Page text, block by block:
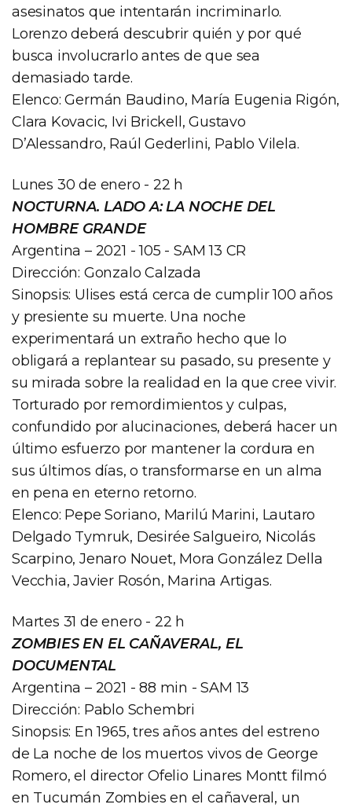
asesinatos que intentarán incriminarlo.
Lorenzo deberá descubrir quién y por qué
busca involucrarlo antes de que sea
demasiado tarde.
Elenco: Germán Baudino, María Eugenia Rigón,
Clara Kovacic, Ivi Brickell, Gustavo
D’Alessandro, Raúl Gederlini, Pablo Vilela.
Lunes 30 de enero - 22 h
NOCTURNA. LADO A: LA NOCHE DEL
HOMBRE GRANDE
Argentina – 2021 - 105 - SAM 13 CR
Dirección: Gonzalo Calzada
Sinopsis: Ulises está cerca de cumplir 100 años
y presiente su muerte. Una noche
experimentará un extraño hecho que lo
obligará a replantear su pasado, su presente y
su mirada sobre la realidad en la que cree vivir.
Torturado por remordimientos y culpas,
confundido por alucinaciones, deberá hacer un
último esfuerzo por mantener la cordura en
sus últimos días, o transformarse en un alma
en pena en eterno retorno.
Elenco: Pepe Soriano, Marilú Marini, Lautaro
Delgado Tymruk, Desirée Salgueiro, Nicolás
Scarpino, Jenaro Nouet, Mora González Della
Vecchia, Javier Rosón, Marina Artigas.
Martes 31 de enero - 22 h
ZOMBIES EN EL CAÑAVERAL, EL
DOCUMENTAL
Argentina – 2021 - 88 min - SAM 13
Dirección: Pablo Schembri
Sinopsis: En 1965, tres años antes del estreno
de La noche de los muertos vivos de George
Romero, el director Ofelio Linares Montt filmó
en Tucumán Zombies en el cañaveral, un